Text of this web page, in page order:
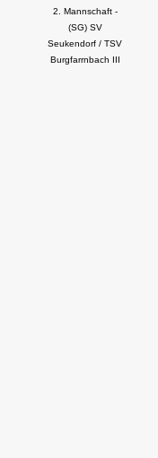
2. Mannschaft -
(SG) SV
Seukendorf / TSV
Burgfarrnbach III